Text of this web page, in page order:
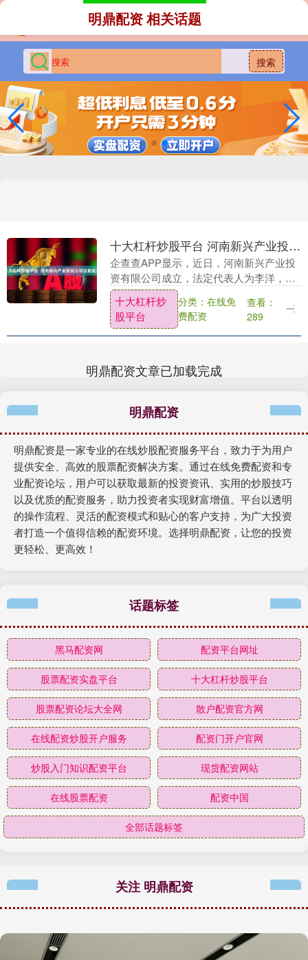
搜索
明鼎配资 相关话题
十大杠杆炒股平台 河南新兴产业投资公司注册成立
企查查APP显示，近日，河南新兴产业投
资有限公司成立，法定代表人为李洋，注
册资本为10亿元十大杠杆炒股平台，经营
范围包含：以自有资金从事投资活动；创
业投资（限投....
十大杠杆炒
股平台
分类：在线免
费配资
查看：
289
明鼎配资文章已加载完成
明鼎配资
明鼎配资是一家专业的在线炒股配资服务平台，致力于为用户
提供安全、高效的股票配资解决方案。通过在线免费配资和专
业配资论坛，用户可以获取最新的投资资讯、实用的炒股技巧
以及优质的配资服务，助力投资者实现财富增值。平台以透明
的操作流程、灵活的配资模式和贴心的客户支持，为广大投资
者打造一个值得信赖的配资环境。选择明鼎配资，让您的投资
更轻松、更高效！
话题标签
黑马配资网 配资平台网址
股票配资实盘平台 十大杠杆炒股平台
股票配资论坛大全网 散户配资官方网
在线配资炒股开户服务 配资门开户官网
炒股入门知识配资平台 现货配资网站
在线股票配资 配资中国
全部话题标签
关注 明鼎配资